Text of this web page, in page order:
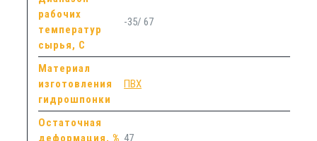
рабочих
температур
сырья, С
-35/ 67
Материал
изготовления
гидрошпонки
ПВХ
Остаточная
деформация, % 47